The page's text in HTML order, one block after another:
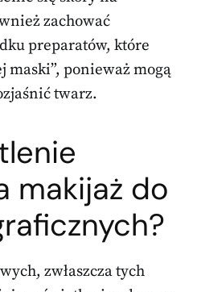
zachować
preparatów, które
maski”, ponieważ mogą
twarz.
makijaż do
zwłaszcza tych